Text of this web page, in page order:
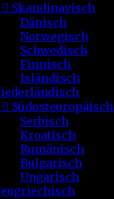
 Skandinavisch
Dänisch
Norwegisch
Schwedisch
Finnisch
Isländisch
 Südosteuropäisch
Serbisch
Kroatisch
Rumänisch
Bulgarisch
Ungarisch